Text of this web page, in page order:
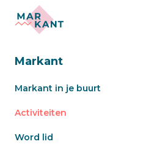
Markant
Markant in je buurt
Activiteiten
Word lid